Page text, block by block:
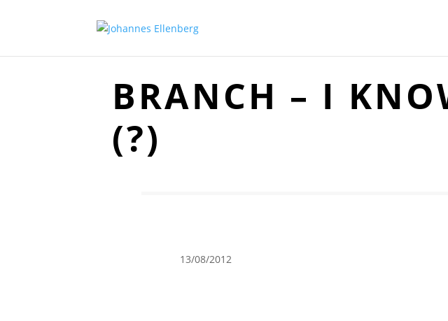
BRANCH – I
(?)
13/08/2012